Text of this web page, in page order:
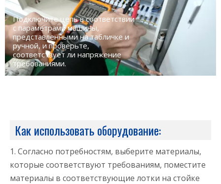
Подключите цепь в соответствии
с параметрами машины,
представленными на табличке и
ручной, и проверьте,
соответствует ли напряжение
требованиями.
Как использовать оборудование:
1. Согласно потребностям, выберите материалы,
которые соответствуют требованиям, поместите
материалы в соответствующие лотки на стойке